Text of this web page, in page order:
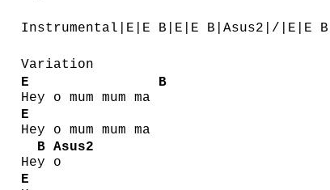
Instrumental|E|E B|E|E B|Asus2|/|E|E B|
Variation
E
Hey o mum mum ma
B
E
Hey o mum mum ma
He
B
y
Asus2
o
E